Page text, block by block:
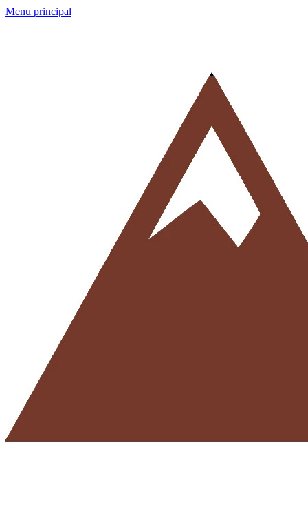
Menu principal